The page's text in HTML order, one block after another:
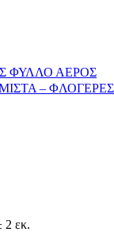
ΦΥΛΛΟ ΑΕΡΟΣ
– ΦΛΟΓΕΡΕΣ
εκ.